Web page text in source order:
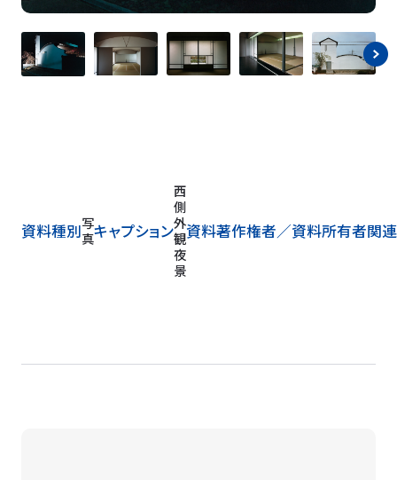
資料種別写
真キャプション和
室資料著作権者／資料所有者関